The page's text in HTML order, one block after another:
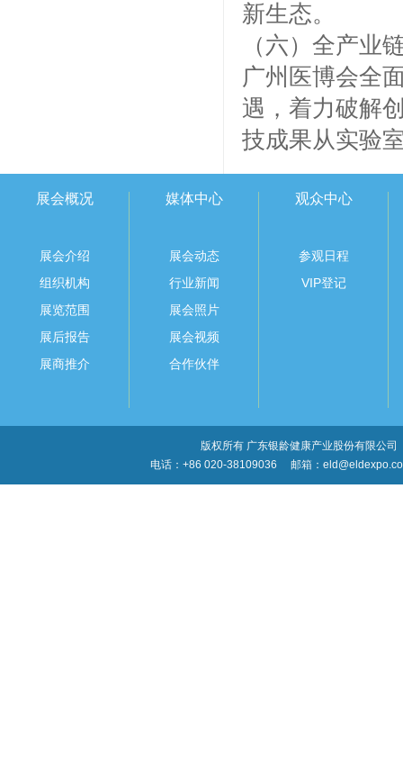
新生态。
（六）全产业
广州医博会全
遇，着力破解
技成果从实验
展会概况
展会介绍
组织机构
展览范围
展后报告
展商推介
媒体中心
展会动态
行业新闻
展会照片
展会视频
合作伙伴
观众中心
参观日程
VIP登记
版权所有 广东银龄健康产业股份有限公司
电话：+86 020-38109036
邮箱：